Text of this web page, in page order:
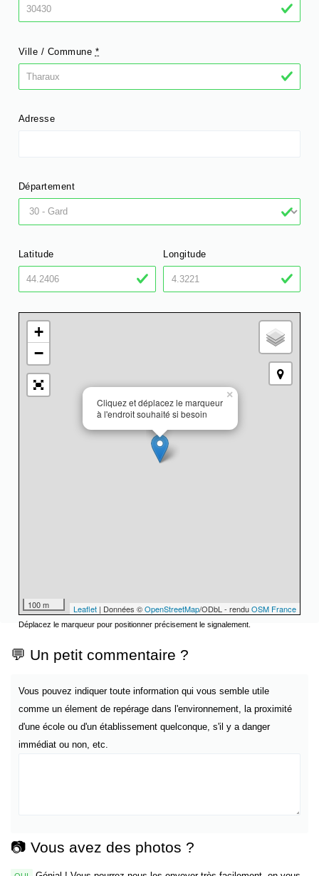
Ville / Commune *
Adresse
Département
Latitude Longitude
Cliquez et déplacez le marqueur
à l'endroit souhaité si besoin
×
+
−
100 m Leaflet | Données ©OpenStreetMap/ODbL - renduOSM France
Déplacez le marqueur pour positionner précisement le signalement.
💬 Un petit commentaire ?
Vous pouvez indiquer toute information qui vous semble utile
comme un élement de repérage dans l'environnement, la proximité
d'une école ou d'un établissement quelconque, s'il y a danger
immédiat ou non, etc.
📷 Vous avez des photos ?